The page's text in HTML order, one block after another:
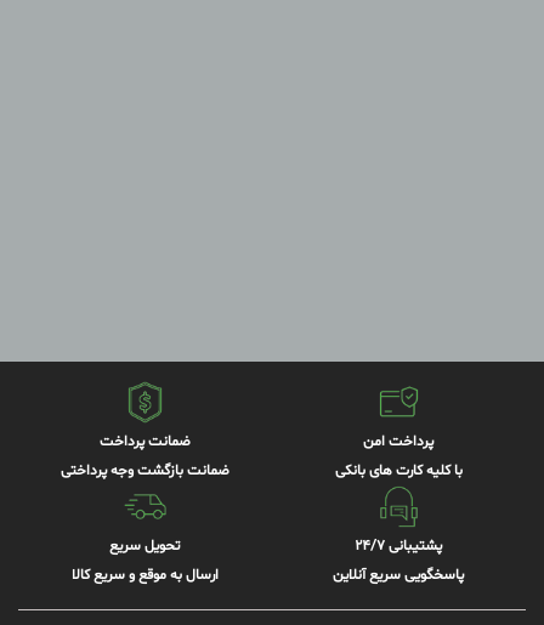
پرداخت امن
با کلیه کارت های بانکی
ضمانت پرداخت
ضمانت بازگشت وجه پرداختی
پشتیبانی 24/7
پاسخگویی سریع آنلاین
تحویل سریع
ارسال به موقع و سریع کالا